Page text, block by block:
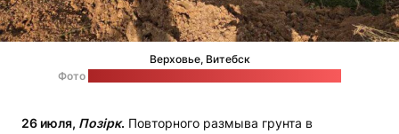
Верховье, Витебск
Фото
26 июля, Позірк. Повторного размыва грунта в